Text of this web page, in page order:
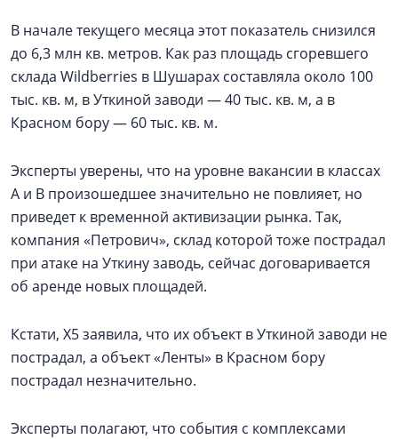
В начале текущего месяца этот показатель снизился
до 6,3 млн кв. метров. Как раз площадь сгоревшего
склада Wildberries в Шушарах составляла около 100
тыс. кв. м, в Уткиной заводи — 40 тыс. кв. м, а в
Красном бору — 60 тыс. кв. м.
Эксперты уверены, что на уровне вакансии в классах
А и В произошедшее значительно не повлияет, но
приведет к временной активизации рынка. Так,
компания «Петрович», склад которой тоже пострадал
при атаке на Уткину заводь, сейчас договаривается
об аренде новых площадей.
Кстати, Х5 заявила, что их объект в Уткиной заводи не
пострадал, а объект «Ленты» в Красном бору
пострадал незначительно.
Эксперты полагают, что события с комплексами